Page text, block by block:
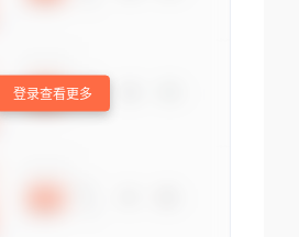
登录查看更多